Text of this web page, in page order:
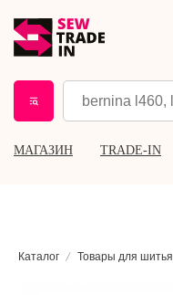
МАГАЗИН TRADE-IN
Каталог Товары для шитья